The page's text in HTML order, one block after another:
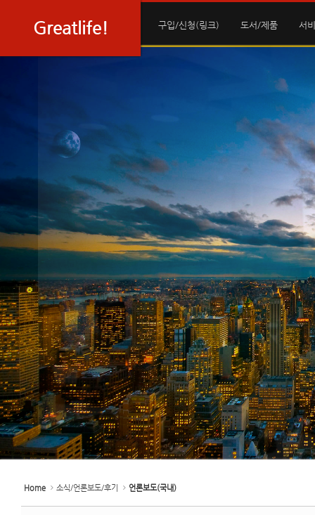
Greatlife! 구입/신청(링크) 도서/제품 서
Home 소식/언론보도/후기 언론보도(국내)